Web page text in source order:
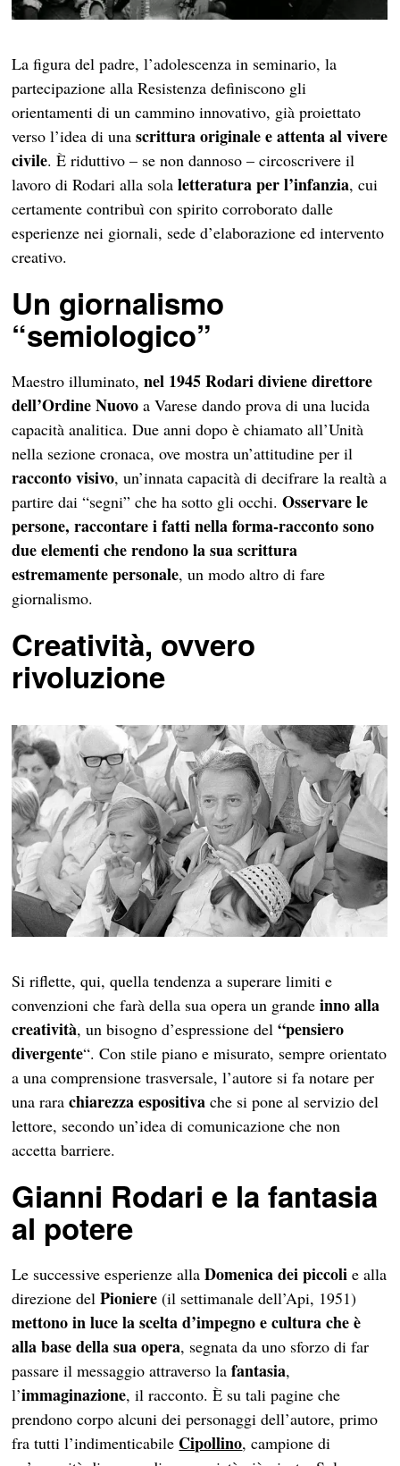
La figura del padre, l’adolescenza in seminario, la
partecipazione alla Resistenza definiscono gli
orientamenti di un cammino innovativo, già proiettato
verso l’idea di unascrittura originale e attenta al vivere
civile. È riduttivo – se non dannoso – circoscrivere il
lavoro di Rodari alla solaletteratura per l’infanzia, cui
certamente contribuì con spirito corroborato dalle
esperienze nei giornali, sede d’elaborazione ed intervento
creativo.
Un giornalismo
“semiologico”
Maestro illuminato,nel 1945 Rodari diviene direttore
dell’Ordine Nuovo a Varese dando prova di una lucida
capacità analitica. Due anni dopo è chiamato all’Unità
nella sezione cronaca, ove mostra un’attitudine per il
racconto visivo, un’innata capacità di decifrare la realtà a
partire dai “segni” che ha sotto gli occhi.Osservare le
persone, raccontare i fatti nella forma-racconto sono
due elementi che rendono la sua scrittura
estremamente personale, un modo altro di fare
giornalismo.
Creatività, ovvero
rivoluzione
Si riflette, qui, quella tendenza a superare limiti e
convenzioni che farà della sua opera un grandeinno alla
creatività, un bisogno d’espressione del“pensiero
divergente“. Con stile piano e misurato, sempre orientato
a una comprensione trasversale, l’autore si fa notare per
una rarachiarezza espositiva che si pone al servizio del
lettore, secondo un’idea di comunicazione che non
accetta barriere.
Gianni Rodari e la fantasia
al potere
Le successive esperienze allaDomenica dei piccoli e alla
direzione delPioniere (il settimanale dell’Api, 1951)
mettono in luce la scelta d’impegno e cultura che è
alla base della sua opera, segnata da uno sforzo di far
passare il messaggio attraverso lafantasia,
l’immaginazione, il racconto. È su tali pagine che
prendono corpo alcuni dei personaggi dell’autore, primo
fra tutti l’indimenticabile Cipollino, campione di